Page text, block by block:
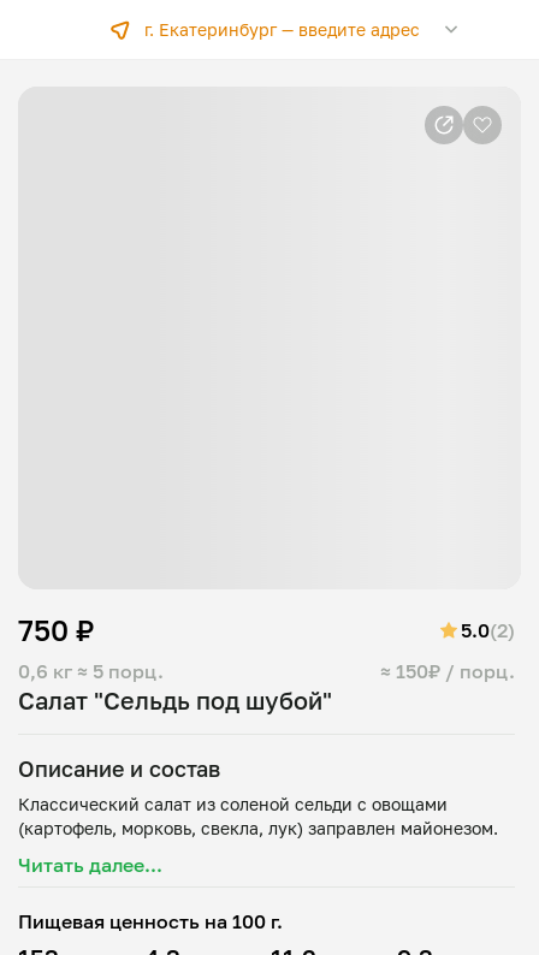
г. Екатеринбург —введите адрес
Салат "Сельдь под шубой"
0,6 кг ≈ 5 порц. ≈ 150₽ / порц.
750 ₽ 5.0(2)
Описание и состав
Классический салат из соленой сельди с овощами
Читать далее...
Пищевая ценность на 100 г.